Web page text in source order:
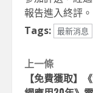
報告進入終評。
Tags: 最新消息
Continue
Reading
上一條
【免費獲取】